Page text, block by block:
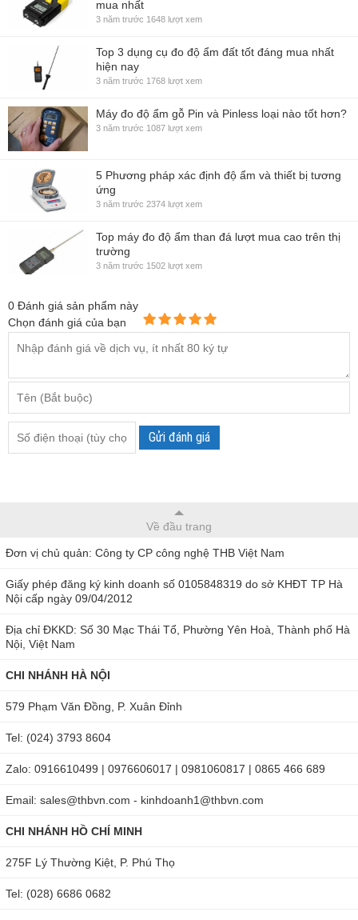
mua nhất
3 năm trước 1648 lượt xem
Top 3 dụng cụ đo độ ẩm đất tốt đáng mua nhất
hiện nay
3 năm trước 1768 lượt xem
Máy đo độ ẩm gỗ Pin và Pinless loại nào tốt hơn?
3 năm trước 1087 lượt xem
5 Phương pháp xác định độ ẩm và thiết bị tương
ứng
3 năm trước 2374 lượt xem
Top máy đo độ ẩm than đá lượt mua cao trên thị
trường
3 năm trước 1502 lượt xem
0 Đánh giá sản phẩm này
Chọn đánh giá của bạn
Gửi đánh giá
Về đầu trang
Đơn vị chủ quản: Công ty CP công nghệ THB Việt Nam
Giấy phép đăng ký kinh doanh số 0105848319 do sở KHĐT TP Hà
Nội cấp ngày 09/04/2012
Địa chỉ ĐKKD: Số 30 Mạc Thái Tổ, Phường Yên Hoà, Thành phố Hà
Nội, Việt Nam
CHI NHÁNH HÀ NỘI
579 Phạm Văn Đồng, P. Xuân Đỉnh
Tel: (024) 3793 8604
Zalo: 0916610499 | 0976606017 | 0981060817 | 0865 466 689
Email: sales@thbvn.com - kinhdoanh1@thbvn.com
CHI NHÁNH HỒ CHÍ MINH
275F Lý Thường Kiệt, P. Phú Thọ
Tel: (028) 6686 0682